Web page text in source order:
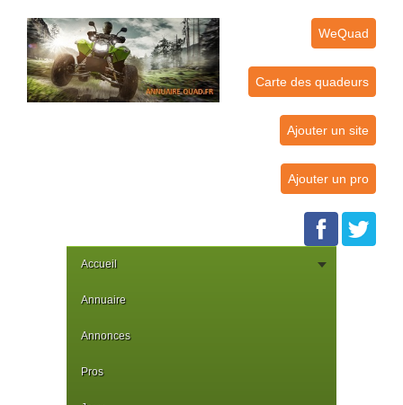
WeQuad
Carte des quadeurs
Ajouter un site
Ajouter un pro
Accueil
Annuaire
Annonces
Pros